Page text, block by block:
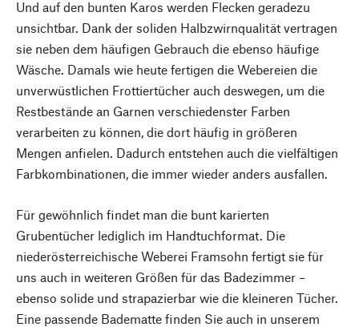
Und auf den bunten Karos werden Flecken geradezu
unsichtbar. Dank der soliden Halbzwirnqualität vertragen
sie neben dem häufigen Gebrauch die ebenso häufige
Wäsche. Damals wie heute fertigen die Webereien die
unverwüstlichen Frottiertücher auch deswegen, um die
Restbestände an Garnen verschiedenster Farben
verarbeiten zu können, die dort häufig in größeren
Mengen anfielen. Dadurch entstehen auch die vielfältigen
Farbkombinationen, die immer wieder anders ausfallen.
Für gewöhnlich findet man die bunt karierten
Grubentücher lediglich im Handtuchformat. Die
niederösterreichische Weberei Framsohn fertigt sie für
uns auch in weiteren Größen für das Badezimmer –
ebenso solide und strapazierbar wie die kleineren Tücher.
Eine passende Badematte finden Sie auch in unserem